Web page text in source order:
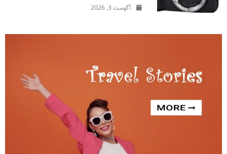
آگوست 3, 2026